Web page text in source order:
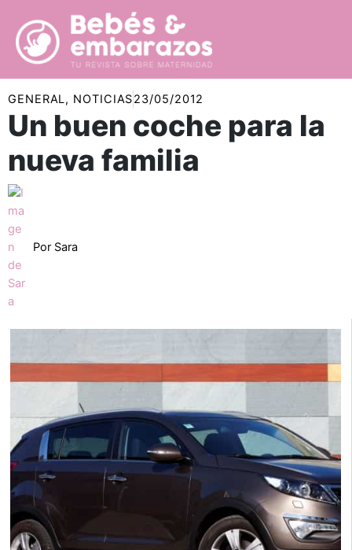
contenido
GENERAL, NOTICIAS23/05/2012
Un buen coche para la
nueva familia
Por Sara